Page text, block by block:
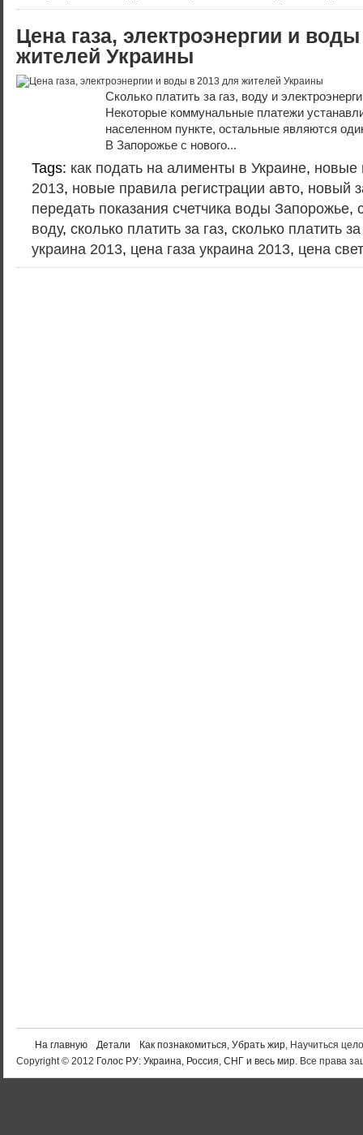
Цена газа, электроэнергии и
жителей Украины
Сколько платить за газ, воду и
Некоторые коммунальные платежи
населенном пункте, остальные являются
В Запорожье с нового...
Tags: как подать на алименты в Украине, новые
2013, новые правила регистрации авто, новый
передать показания счетчика воды Запорожье,
воду, сколько платить за газ, сколько платить за
украина 2013, цена газа украина 2013, цена
На главную Детали Как познакомиться, Убрать жир, Научиться
Copyright © 2012 Голос РУ: Украина, Россия, СНГ и весь мир. Все права